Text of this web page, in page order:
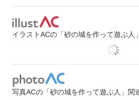
イラストACの「砂の城を作って遊ぶ人
写真ACの「砂の城を作って遊ぶ人」関